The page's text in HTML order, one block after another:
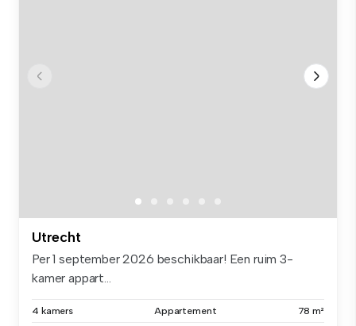
Utrecht
Per 1 september 2026 beschikbaar! Een ruim 3-
kamer appart...
4 kamers Appartement 78 m²